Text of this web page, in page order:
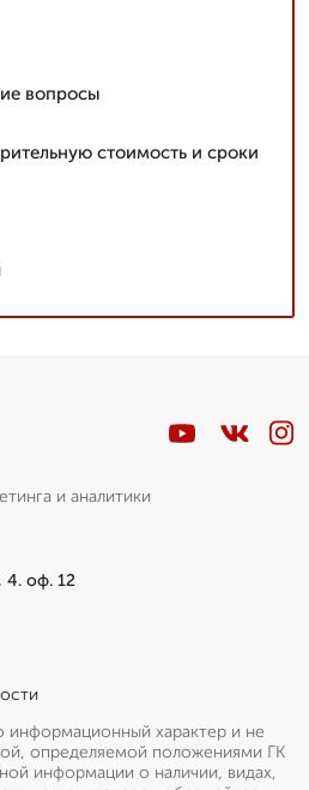
вопросы
стоимость и сроки
и аналитики
4. оф. 12
информационный характер и не
определяемой положениями ГК
информации о наличии, видах,